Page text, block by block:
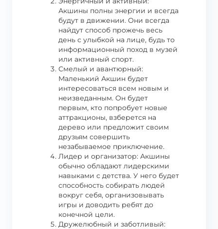
Акшины полны энергии и всегда
будут в движении. Они всегда
найдут способ прожечь весь
день с улыбкой на лице, будь то
информационный поход в музей
или активный спорт.
Смелый и авантюрный:
Маленький Акшин будет
интересоваться всем новым и
неизведанным. Он будет
первым, кто попробует новые
аттракционы, взберется на
дерево или предложит своим
друзьям совершить
незабываемое приключение.
Лидер и организатор: Акшины
обычно обладают лидерскими
навыками с детства. У него будет
способность собирать людей
вокруг себя, организовывать
игры и доводить ребят до
конечной цели.
Дружелюбный и заботливый: